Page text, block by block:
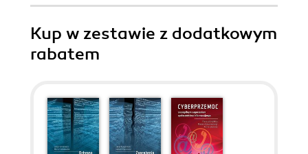
Kup w zestawie z dodatkowym
rabatem